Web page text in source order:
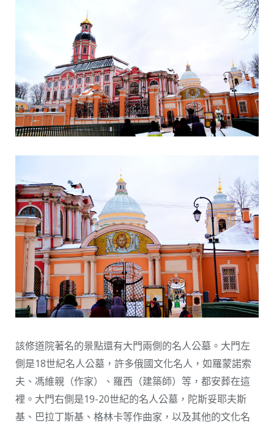
該修道院著名的景點還有大門兩側的名人公墓。大門左
側是18世紀名人公墓，許多俄國文化名人，如羅蒙諾索
夫、馮維親（作家）、羅西（建築師）等，都安葬在這
裡。大門右側是19-20世紀的名人公墓，陀斯妥耶夫斯
基、巴拉丁斯基、格林卡等作曲家，以及其他的文化名